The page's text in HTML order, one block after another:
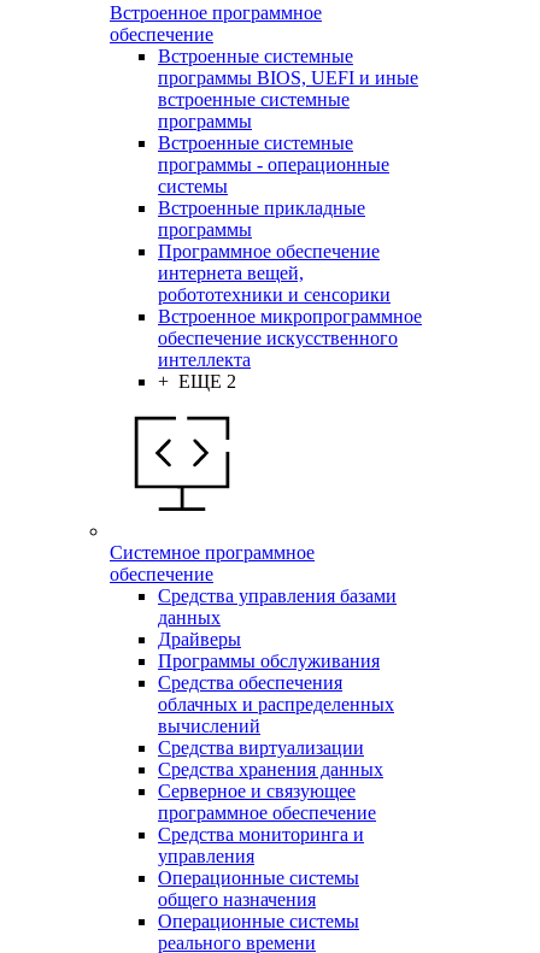
Встроенное программное
обеспечение
Встроенные системные
программы BIOS, UEFI и иные
встроенные системные
программы
Встроенные системные
программы - операционные
системы
Встроенные прикладные
программы
Программное обеспечение
интернета вещей,
робототехники и сенсорики
Встроенное микропрограммное
обеспечение искусственного
интеллекта
+ ЕЩЕ 2
Системное программное
обеспечение
Средства управления базами
данных
Драйверы
Программы обслуживания
Средства обеспечения
облачных и распределенных
вычислений
Средства виртуализации
Средства хранения данных
Серверное и связующее
программное обеспечение
Средства мониторинга и
управления
Операционные системы
общего назначения
Операционные системы
реального времени